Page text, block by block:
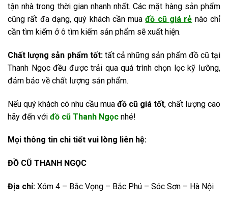
tận nhà trong thời gian nhanh nhất. Các mặt hàng sản phẩm
cũng rất đa dạng, quý khách cần muađồ cũ giá rẻ nào chỉ
cần tìm kiếm ở ô tìm kiếm sản phẩm sẽ xuất hiện.
Chất lượng sản phẩm tốt:tất cả những sản phẩm đồ cũ tại
Thanh Ngọc đều được trải qua quá trình chọn lọc kỹ lưỡng,
đảm bảo về chất lượng sản phẩm.
Nếu quý khách có nhu cầu mua đồ cũ giá tốt, chất lượng cao
hãy đến với đồ cũ Thanh Ngọc nhé!
Mọi thông tin chi tiết vui lòng liên hệ:
ĐỒ CŨ THANH NGỌC
Địa chỉ: Xóm 4 – Bắc Vọng – Bắc Phú – Sóc Sơn – Hà Nội